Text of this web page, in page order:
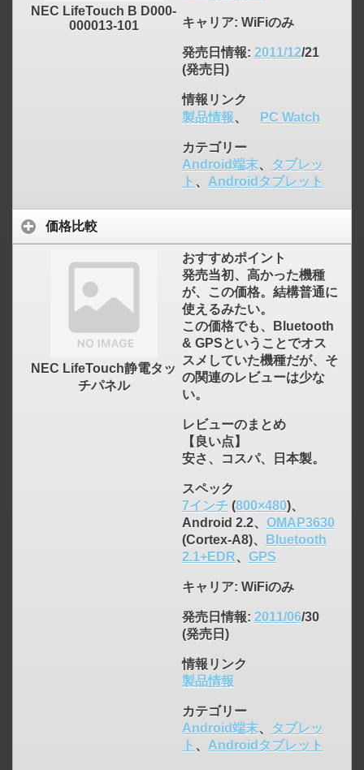
NEC LifeTouch B D000-
000013-101
キャリア: WiFiのみ
発売日情報: 2011/12/21
(発売日)
情報リンク
製品情報、 PC Watch
カテゴリー
Android端末、
タブレッ
ト 、 Androidタブレット
価格比較
NEC LifeTouch静電タッ
チパネル
おすすめポイント
発売当初、高かった機種
が、この価格。結構普通に
使えるみたい。
この価格でも、Bluetooth
& GPSということでオス
スメしていた機種だが、そ
の関連のレビューは少な
い。
レビューのまとめ
【良い点】
安さ、コスパ、日本製。
スペック
7インチ(800×480)、
Android 2.2、 OMAP3630
(Cortex-A8)、
Bluetooth
2.1+EDR、 GPS
キャリア: WiFiのみ
発売日情報: 2011/06/30
(発売日)
情報リンク
製品情報
カテゴリー
Android端末、
タブレッ
ト 、 Androidタブレット